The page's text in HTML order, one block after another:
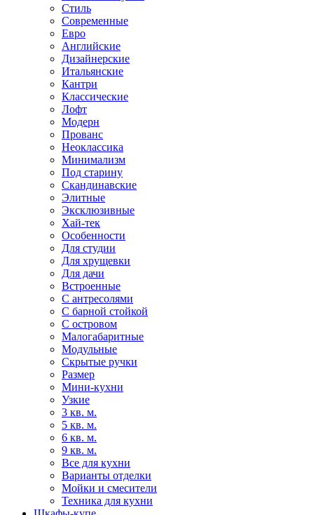
Стиль
Современные
Евро
Английские
Дизайнерские
Итальянские
Кантри
Классические
Лофт
Модерн
Прованс
Неоклассика
Минимализм
Под старину
Скандинавские
Элитные
Эксклюзивные
Хай-тек
Особенности
Для студии
Для хрущевки
Для дачи
Встроенные
С антресолями
С барной стойкой
С островом
Малогабаритные
Модульные
Скрытые ручки
Размер
Мини-кухни
Узкие
3 кв. м.
5 кв. м.
6 кв. м.
9 кв. м.
Все для кухни
Варианты отделки
Мойки и смесители
Техника для кухни